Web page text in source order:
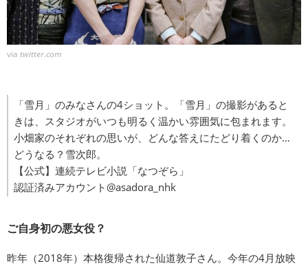
via twitter.com
「雪月」のみなさんの4ショット。「雪月」の撮影があると
きは、スタジオがいつも明るく温かい雰囲気に包まれます。
小畑家のそれぞれの思いが、どんな答えにたどり着くのか…
どうなる？雪次郎。
【公式】連続テレビ小説「なつぞら」
認証済みアカウント@asadora_nhk
ご自身初の悪女役？
昨年（2018年）本格復帰された仙道敦子さん。今年の4月放映